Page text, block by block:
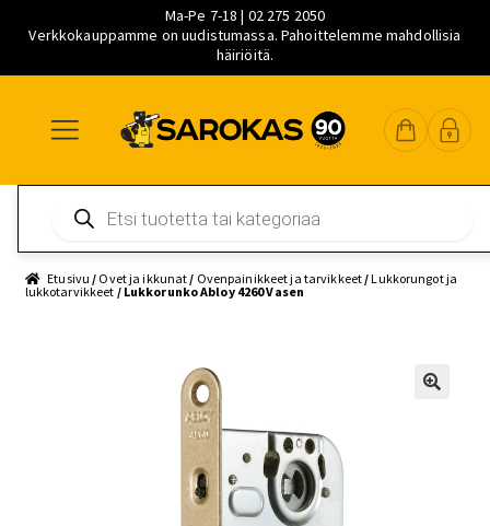
Ma-Pe 7-18 | 02 275 2050
Verkkokauppamme on uudistumassa. Pahoittelemme mahdollisia
häiriöitä.
navigointiin
sisältöön
pääsisältöön
search
Etusivu / Ovet ja ikkunat / Ovenpainikkeet ja tarvikkeet /Lukkorungot ja
lukkotarvikkeet / Lukkorunko Abloy 4260 Vasen